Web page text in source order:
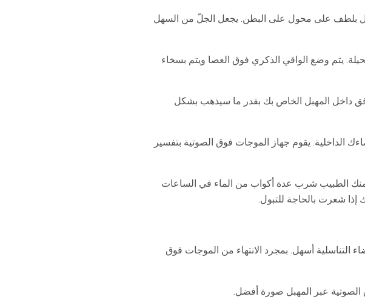
بلطف على محول على البطن. يجعل الجلّ من السهل
يتم وضع الواقي الذكري فوق العصا ويتم بسخاء
داخل المهبل الخاص بك بقدر ما سيذهب بشكل
الداخلية. يقوم جهاز الموجات فوق الصوتية بتفسير
الطبيب شرب عدة أكواب من الماء في الساعات
شعرت بالحاجة للتبول.
التناسلية أسهل. بمجرد الانتهاء من الموجات فوق
الصوتية عبر المهبل صورة أفضل.